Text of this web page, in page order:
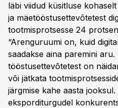
läbi viidud küsitluse
ja mäetööstusettevõtetest
tootmisprotsesse 24
“Arenguruumi on, kuid
saadakse aina paremini
tööstusettevõtetest on
või jätkata
järgmise kahe aasta
eksporditurgudel